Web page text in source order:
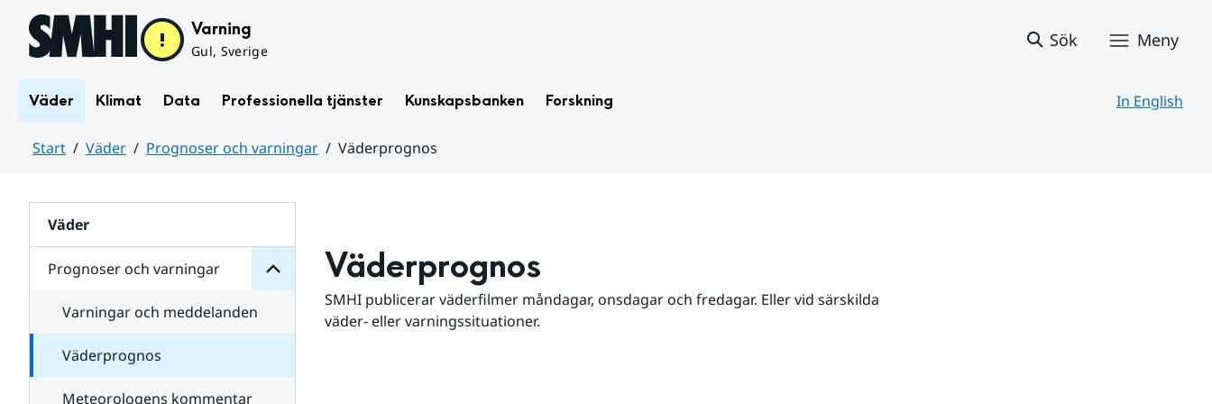
Hoppa till sidans innehåll Varning
Gul, Sverige
Sök Meny
Väder Klimat Data Professionella tjänster Kunskapsbanken Forskning In English
Start Väder Prognoser och varningar
Väderprognos
Väder
Prognoser och varningar
för
varningar
Varningar och meddelanden
Väderprognos
Meteorologens kommentar
Väderprognos
SMHI publicerar väderfilmer måndagar, onsdagar och fredagar. Eller vid särskilda
väder- eller varningssituationer.